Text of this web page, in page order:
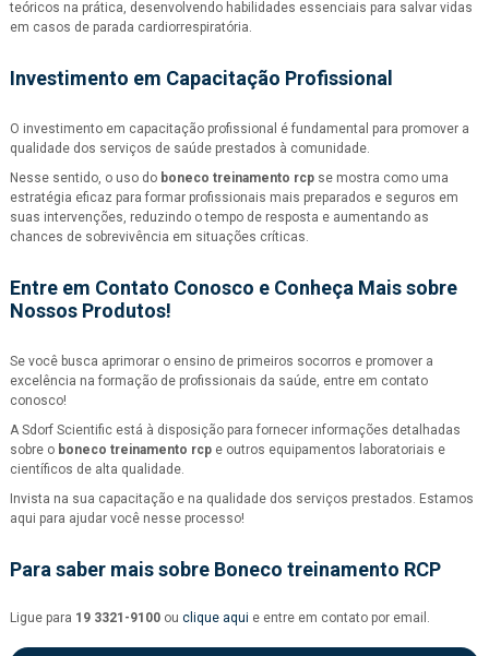
teóricos na prática, desenvolvendo habilidades essenciais para salvar vidas
em casos de parada cardiorrespiratória.
Investimento em Capacitação Profissional
O investimento em capacitação profissional é fundamental para promover a
qualidade dos serviços de saúde prestados à comunidade.
Nesse sentido, o uso do boneco treinamento rcp se mostra como uma
estratégia eficaz para formar profissionais mais preparados e seguros em
suas intervenções, reduzindo o tempo de resposta e aumentando as
chances de sobrevivência em situações críticas.
Entre em Contato Conosco e Conheça Mais sobre
Nossos Produtos!
Se você busca aprimorar o ensino de primeiros socorros e promover a
excelência na formação de profissionais da saúde, entre em contato
conosco!
A Sdorf Scientific está à disposição para fornecer informações detalhadas
sobre o boneco treinamento rcp e outros equipamentos laboratoriais e
científicos de alta qualidade.
Invista na sua capacitação e na qualidade dos serviços prestados. Estamos
aqui para ajudar você nesse processo!
Para saber mais sobre Boneco treinamento RCP
Ligue para 19 3321-9100 ou clique aqui e entre em contato por email.